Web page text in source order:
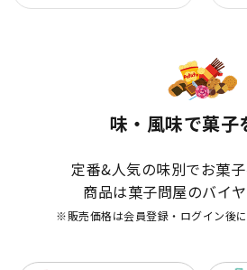
味・風味で菓子
定番&人気の味別でお菓子
商品は菓子問屋のバイ
※販売価格は会員登録・ログイン後に